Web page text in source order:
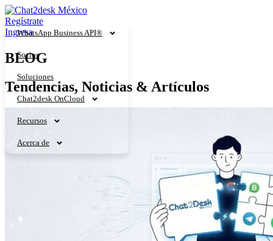
Ir
al
contenido
WhatsApp Business API®
Socios
Soluciones
Chat2desk OnCloud
Recursos
Acerca de
Regístrate
Ingresa
BLOG
Tendencias, Noticias & Artículos